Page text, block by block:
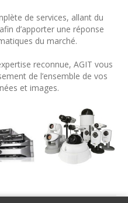
de services, allant du
d’apporter une réponse
du marché.
reconnue, AGIT vous
de l’ensemble de vos
et images.